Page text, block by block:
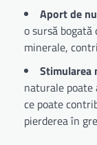
Aport de
o sursă
minerale,
Stimularea
naturale poate
ce poate
pierderea în